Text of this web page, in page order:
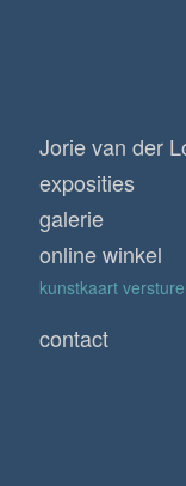
Jorie van der
exposities
galerie
online winkel
kunstkaart
contact